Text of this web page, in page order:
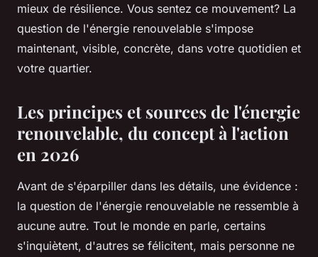
mieux de résilience. Vous sentez ce mouvement? La
question de l'énergie renouvelable s'impose
maintenant, visible, concrète, dans votre quotidien et
votre quartier.
Les principes et sources de l'énergie
renouvelable, du concept à l'action
en 2026
Avant de s'éparpiller dans les détails, une évidence :
la question de l'énergie renouvelable ne ressemble à
aucune autre. Tout le monde en parle, certains
s'inquiètent, d'autres se félicitent, mais personne ne